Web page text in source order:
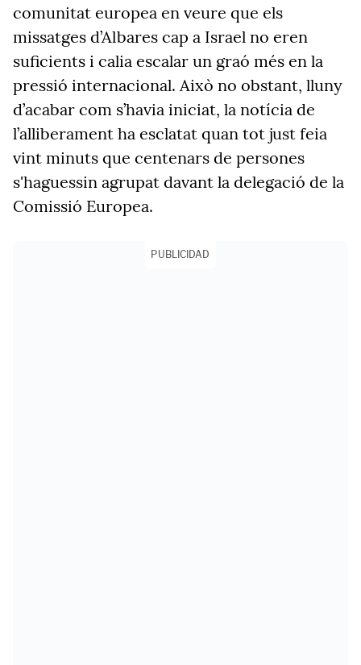
comunitat europea en veure que els
missatges d’Albares cap a Israel no eren
suficients i calia escalar un graó més en la
pressió internacional. Això no obstant, lluny
d’acabar com s’havia iniciat, la notícia de
l’alliberament ha esclatat quan tot just feia
vint minuts que centenars de persones
s'haguessin agrupat davant la delegació de la
Comissió Europea.
PUBLICIDAD